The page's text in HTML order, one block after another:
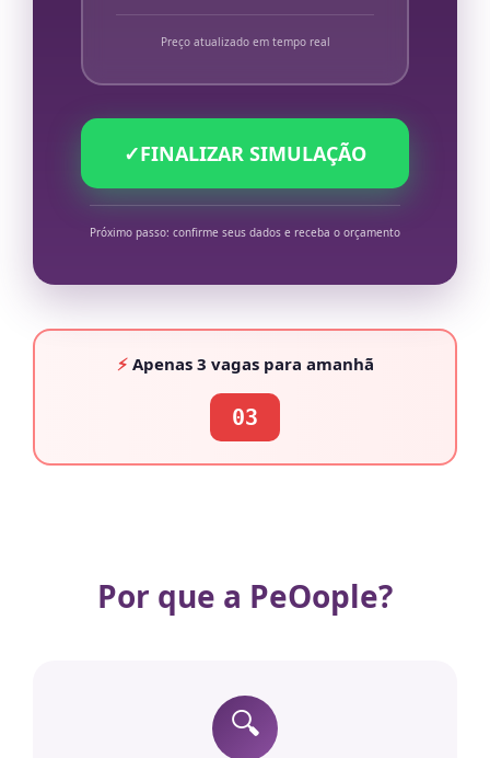
Preço atualizado em tempo real
✓FINALIZAR SIMULAÇÃO
Próximo passo: confirme seus dados e receba o orçamento
⚡Apenas 3 vagaspara amanhã
03
Por que a PeOople?
🔍